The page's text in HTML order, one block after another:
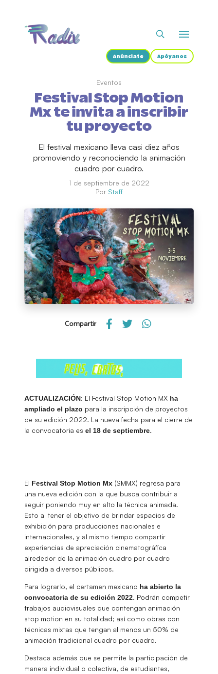
Anúnciate Apóyanos
Eventos
Festival Stop Motion
Mx te invita a inscribir
tu proyecto
El festival mexicano lleva casi diez años
promoviendo y reconociendo la animación
cuadro por cuadro.
1 de septiembre de 2022
Por Staff
Compartir
ACTUALIZACIÓN: El Festival Stop Motion MX ha
ampliado el plazo para la inscripción de proyectos
de su edición 2022. La nueva fecha para el cierre de
la convocatoria es el 18 de septiembre.
El Festival Stop Motion Mx (SMMX) regresa para
una nueva edición con la que busca contribuir a
seguir poniendo muy en alto la técnica animada.
Esto al tener el objetivo de brindar espacios de
exhibición para producciones nacionales e
internacionales, y al mismo tiempo compartir
experiencias de apreciación cinematográfica
alrededor de la animación cuadro por cuadro
dirigida a diversos públicos.
Para lograrlo, el certamen mexicano ha abierto la
convocatoria de su edición 2022. Podrán competir
trabajos audiovisuales que contengan animación
stop motion en su totalidad; así como obras con
técnicas mixtas que tengan al menos un 50% de
animación tradicional cuadro por cuadro.
Destaca además que se permite la participación de
manera individual o colectiva, de estudiantes,